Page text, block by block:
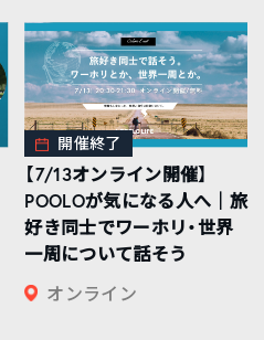
開催終了
【7/13オンライン開催】
POOLOが気になる人へ｜旅
好き同士でワーホリ・世界
一周について話そう
オンライン